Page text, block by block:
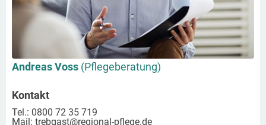
Andreas Voss (Pflegeberatung)
Kontakt
Tel.: 0800 72 35 719
Mail: trebgast@regional-pflege.de